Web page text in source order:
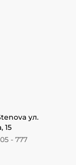
ул.
15
- 777